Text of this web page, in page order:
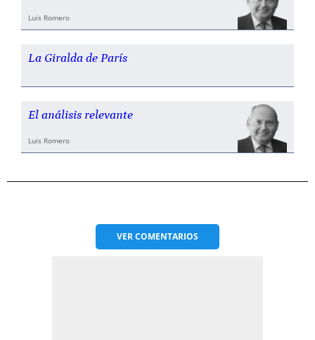
Luis Romero
La Giralda de París
El análisis relevante
Luis Romero
VERCOMENTARIOS